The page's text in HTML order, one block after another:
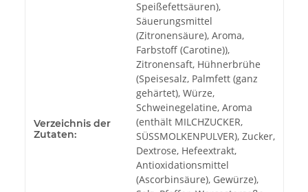
Verzeichnis der
Zutaten:
Speißefettsäuren),
Säuerungsmittel
(Zitronensäure), Aroma,
Farbstoff (Carotine)),
Zitronensaft, Hühnerbrühe
(Speisesalz, Palmfett (ganz
gehärtet), Würze,
Schweinegelatine, Aroma
(enthält MILCHZUCKER,
SÜSSMOLKENPULVER), Zucker,
Dextrose, Hefeextrakt,
Antioxidationsmittel
(Ascorbinsäure), Gewürze),